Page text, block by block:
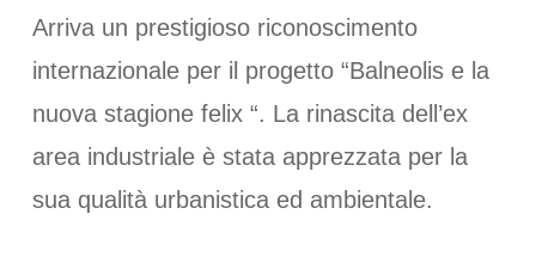
Arriva un prestigioso riconoscimento
internazionale per il progetto “Balneolis e la
nuova stagione felix “. La rinascita dell’ex
area industriale è stata apprezzata per la
sua qualità urbanistica ed ambientale.